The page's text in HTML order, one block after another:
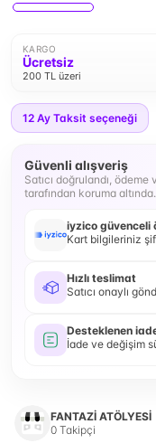
KARGO
Ücretsiz
200 TL üzeri
12 Ay Taksit seçeneği
Güvenli alışveriş
Satıcı doğrulandı,
tarafından koruma altında.
iyzico güvenceli
Kart bilgileriniz
Hızlı teslimat
Satıcı onaylı
Desteklenen
İade ve değişim
FANTAZİ ATÖLYESİ
0 Takipçi